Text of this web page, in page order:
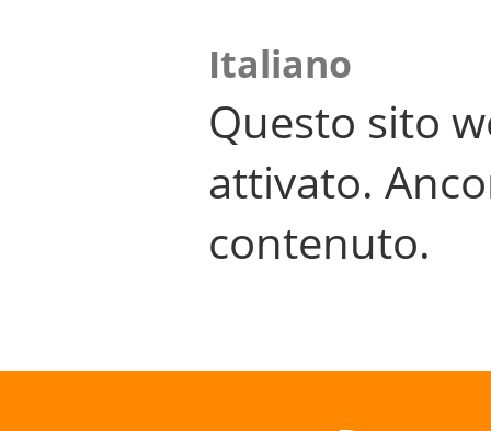
Italiano
Questo sito
attivato.
contenuto.